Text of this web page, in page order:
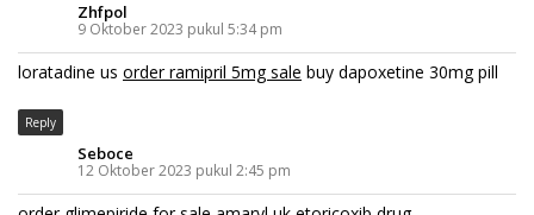
Zhfpol
9 Oktober 2023 pukul 5:34 pm
loratadine us order ramipril 5mg sale buy dapoxetine 30mg pill
Reply
Seboce
12 Oktober 2023 pukul 2:45 pm